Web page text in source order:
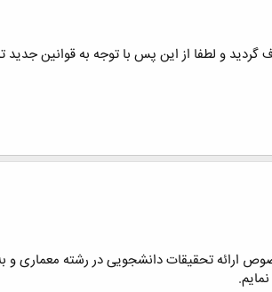
و لطفا از این پس با توجه به قوانین جدید
ارائه تحقیقات دانشجویی در رشته معماری